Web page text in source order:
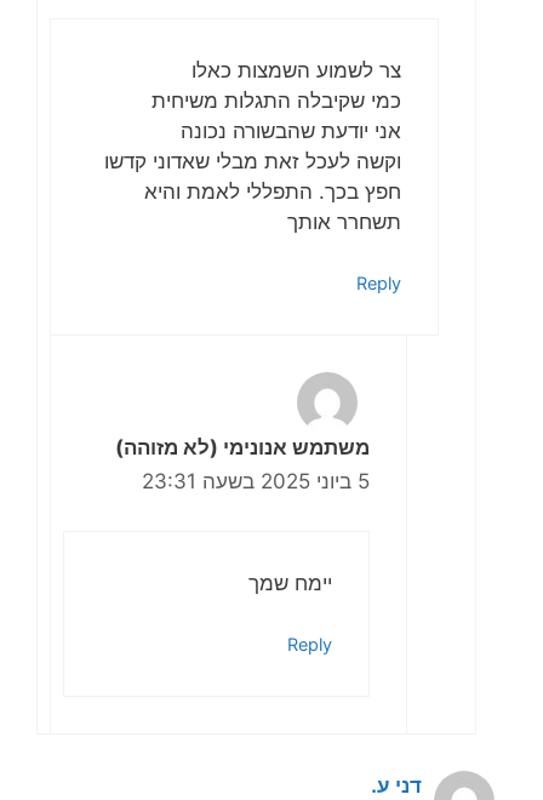
צר לשמוע השמצות כאלו
כמי שקיבלה התגלות משיחית
אני יודעת שהבשורה נכונה
וקשה לעכל זאת מבלי שאדוני קדשו
חפץ בכך. התפללי לאמת והיא
תשחרר אותך
Reply
משתמש אנונימי (לא מזוהה)
5 ביוני 2025 בשעה 23:31
יימח שמך
Reply
דני ע.